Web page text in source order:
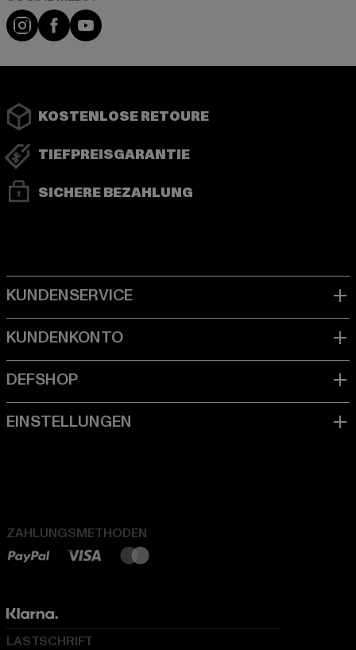
Instagram
FacebookYouTube
KOSTENLOSE RETOURE
TIEFPREISGARANTIE
SICHERE BEZAHLUNG
ZAHLUNGSMETHODEN
LASTSCHRIFT